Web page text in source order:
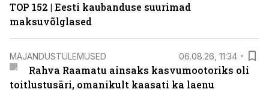
TOP 152 | Eesti kaubanduse suurimad
maksuvõlglased
MAJANDUSTULEMUSED 06.08.26, 11:34
Rahva Raamatu ainsaks kasvumootoriks oli
toitlustusäri, omanikult kaasati ka laenu